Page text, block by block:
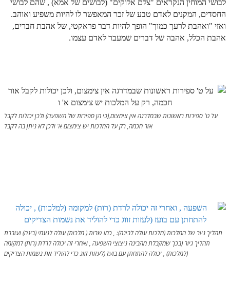
ספר הזוהר תולדות מתקדמים
ספר הזוהר ויצא מתחילים
ספר הזוהר ויצא מתקדמים
הזוהר הקדוש וישב מתקדמים
הזוהר הקדוש ויחי מתחילים
הזוהר הקדוש ויחי מתקדמים
ספר הזוהר – שמות
לבושי המוחין הנקראים "צלם אלוקים" (לבושים של אמא) , שהם לבושי
החסדים, המקנים לאדם טבע של זכר המאפשר לו להיות משפיע ואוהב.
ואזי "ואהבת לרעך כמוך" הופך להיות דבר פראקטי, של אהבת חברים,
אהבת הכלל, אהבה של דברים שמעבר לאדם עצמו.
על ט' ספירות ראשונות שבמדרגה אין צימצום,(כי הן ספירות של השפעה) ולכן יכולות לקבל
אור חכמה, רק על המלכות יש צימצום א' ולכן לא ניתן בה לקבל
תהליך גיור של המלכות (מלכות עולה לבינה): , כמו שרות ( מלכות) עולה לנעמי (בינה) ועוברת
תהליך גיור (בכך שמקבלת מהבינה ניצוצי השפעה , ואחרי זה יכולה לרדת (רות) למקומה
(למלכות) , יכולה להתחתן עם בועז (לעזות זווג כדי להוליד את נשמות הצדיקים